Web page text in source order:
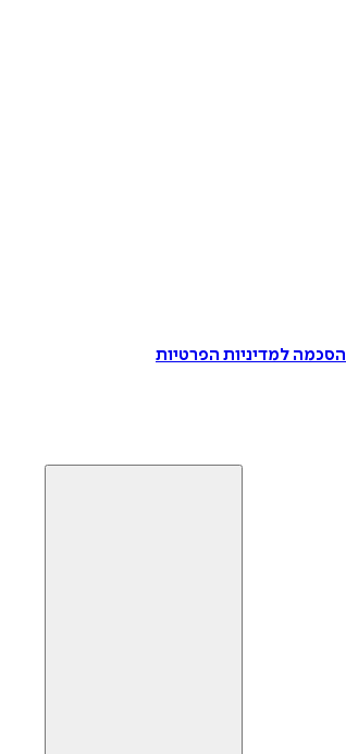
הסכמה למדיניות הפרטיות